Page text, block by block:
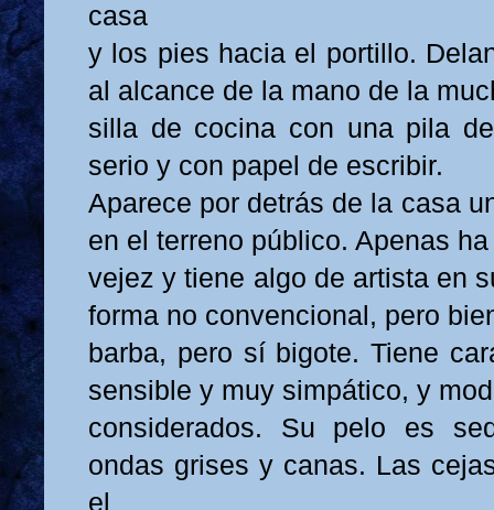
casa
y los pies hacia el portillo.
al alcance de la mano de la
silla de cocina con una pila
serio y con papel de escribir.
Aparece por detrás de la casa
en el terreno público. Apenas
vejez y tiene algo de artista en
forma no convencional, pero
barba, pero sí bigote. Tiene
sensible y muy simpático, y
considerados. Su pelo es
ondas grises y canas. Las
el